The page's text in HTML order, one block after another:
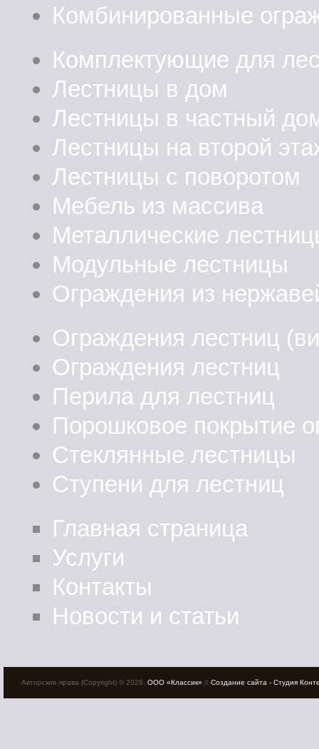
Комбинированные
Комплектующие для
Лестницы в дом
Лестницы в частный
Лестницы на второй
Лестницы с поворотом
Мебель из массива
Металлические
Модульные лестницы
Ограждения из
Ограждения лестниц
Ограждения лестниц
Перила для лестниц
Порошковое покрытие
Стеклянные лестницы
Ступени для лестниц
Главная страница
Услуги
Контакты
Новости и статьи
Авторские права (Copyright) © 2026, ООО «Классик» // Создание сайта - Студия